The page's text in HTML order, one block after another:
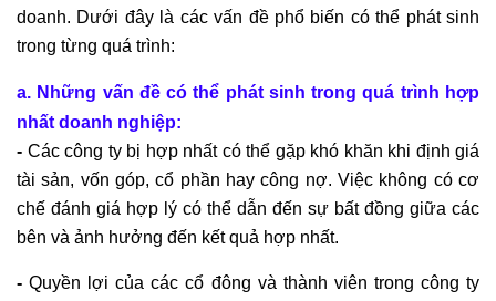
doanh. Dưới đây là các vấn đề phổ biến có thể phát sinh
trong từng quá trình:
a. Những vấn đề có thể phát sinh trong quá trình hợp
nhất doanh nghiệp:
- Các công ty bị hợp nhất có thể gặp khó khăn khi định giá
tài sản, vốn góp, cổ phần hay công nợ. Việc không có cơ
chế đánh giá hợp lý có thể dẫn đến sự bất đồng giữa các
bên và ảnh hưởng đến kết quả hợp nhất.
-Quyền lợi của các cổ đông và thành viên trong công ty